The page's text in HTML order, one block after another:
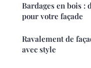
Bardages en bois :
pour votre façade
Ravalement de
avec style